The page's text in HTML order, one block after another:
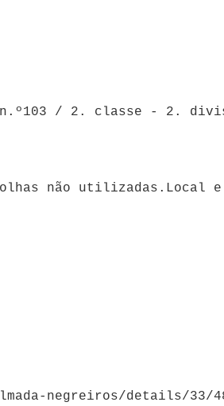
/ 2. classe - 2.
folhas não
negreiros/details/33/